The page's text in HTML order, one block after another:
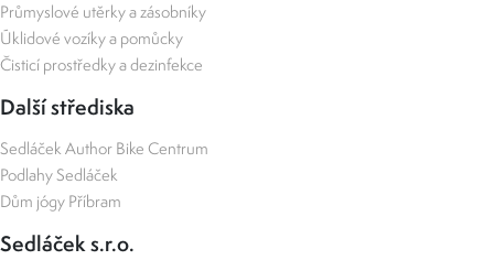
Průmyslové utěrky a zásobníky
Úklidové vozíky a pomůcky
Čisticí prostředky a dezinfekce
Další střediska
Sedláček Author Bike Centrum
Podlahy Sedláček
Dům jógy Příbram
Sedláček s.r.o.